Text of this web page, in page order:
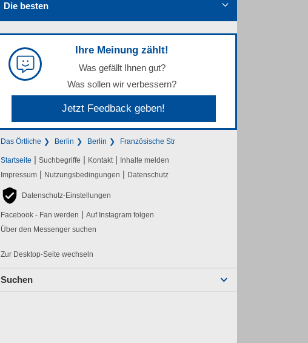
Die besten
Ihre Meinung zählt!
Was gefällt Ihnen gut?
Was sollen wir verbessern?
Jetzt Feedback geben!
Das Örtliche Berlin Berlin Französische Str
Startseite | Suchbegriffe | Kontakt | Inhalte melden
Impressum | Nutzungsbedingungen | Datenschutz
Datenschutz-Einstellungen
Facebook - Fan werden | Auf Instagram folgen
Über den Messenger suchen
Zur Desktop-Seite wechseln
Suchen